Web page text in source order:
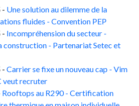
- Une solution au dilemme de la
fluides - Convention PEP
- Incompréhension du secteur -
construction - Partenariat Setec et
- Carrier se fixe un nouveau cap - Vim
veut recruter
Rooftops au R290 - Certification